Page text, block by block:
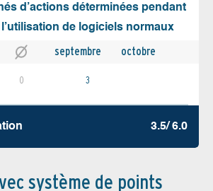
d’actions déterminées pendant
l’utilisation de logiciels normaux
septembre octobre
0 3
3.5/ 6.0
système de points